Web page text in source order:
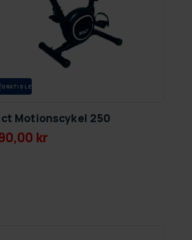
GRA­TIS LE­VE­RANS
Motionscykel 250
kr